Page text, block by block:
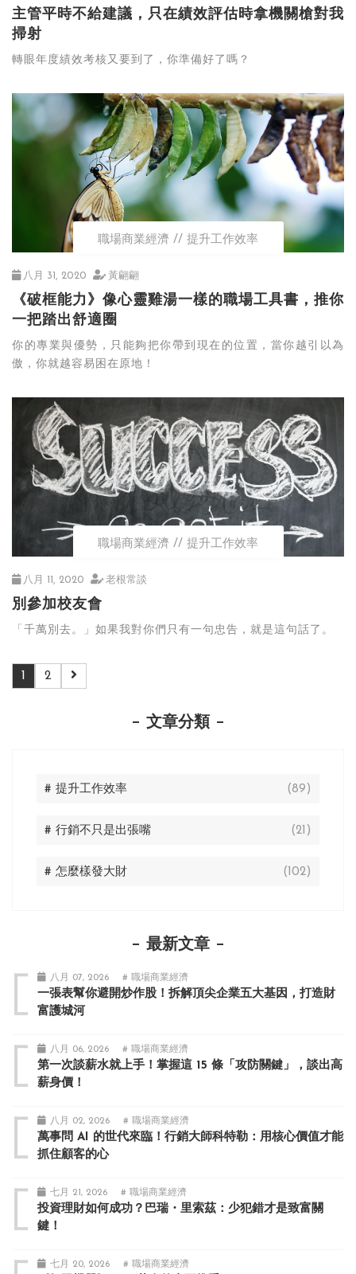
主管平時不給建議，只在績效評估時拿機關槍對我
掃射
轉眼年度績效考核又要到了，你準備好了嗎？
職場商業經濟 提升工作效率
八月 31, 2020 黃翩翩
《破框能力》像心靈雞湯一樣的職場工具書，推你
一把踏出舒適圈
你的專業與優勢，只能夠把你帶到現在的位置，當你越引以為
傲，你就越容易困在原地！
職場商業經濟 提升工作效率
八月 11, 2020 老根常談
別參加校友會
「千萬別去。」如果我對你們只有一句忠告，就是這句話了。
1 2
文章分類
# 提升工作效率 (89)
# 行銷不只是出張嘴 (21)
# 怎麼樣發大財 (102)
最新文章
八月 07, 2026 # 職場商業經濟
一張表幫你避開炒作股！拆解頂尖企業五大基因，打造財
富護城河
八月 06, 2026 # 職場商業經濟
第一次談薪水就上手！掌握這 15 條「攻防關鍵」，談出高
薪身價！
八月 02, 2026 # 職場商業經濟
萬事問 AI 的世代來臨！行銷大師科特勒：用核心價值才能
抓住顧客的心
七月 21, 2026 # 職場商業經濟
投資理財如何成功？巴瑞・里索茲：少犯錯才是致富關
鍵！
七月 20, 2026 # 職場商業經濟